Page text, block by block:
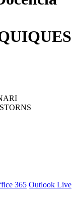
365 Outlook Live